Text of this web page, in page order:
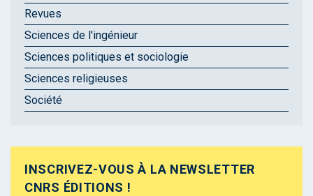
Revues
Sciences de l'ingénieur
Sciences politiques et sociologie
Sciences religieuses
Société
INSCRIVEZ-VOUS À LA NEWSLETTER
CNRS ÉDITIONS !